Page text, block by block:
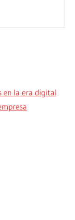
en la era digital